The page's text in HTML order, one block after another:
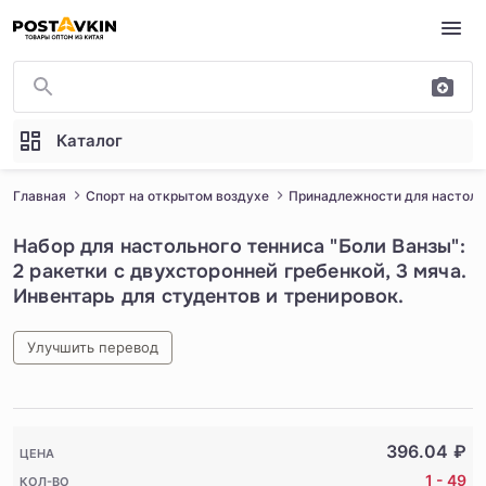
Перейти к основному содержимому
Каталог
Главная Спорт на открытом воздухе Принадлежности для
Набор для настольного тенниса "Боли Ванзы":
2 ракетки с двухсторонней гребенкой, 3 мяча.
Инвентарь для студентов и тренировок.
Улучшить перевод
ЦЕНА 396.04 ₽
КОЛ-ВО 1 - 49